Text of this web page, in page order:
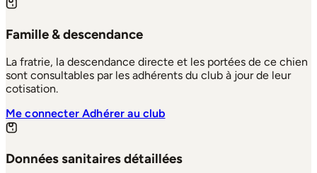
Famille & descendance
La fratrie, la descendance directe et les portées de ce chien
sont consultables par les adhérents du club à jour de leur
cotisation.
Me connecterAdhérer au club
Données sanitaires détaillées